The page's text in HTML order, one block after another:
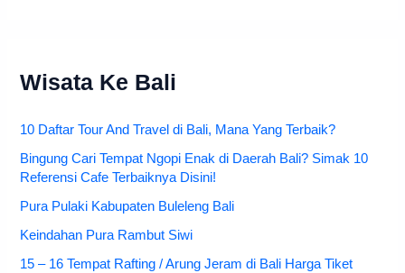
Wisata Ke Bali
10 Daftar Tour And Travel di Bali, Mana Yang Terbaik?
Bingung Cari Tempat Ngopi Enak di Daerah Bali? Simak 10
Referensi Cafe Terbaiknya Disini!
Pura Pulaki Kabupaten Buleleng Bali
Keindahan Pura Rambut Siwi
15 – 16 Tempat Rafting / Arung Jeram di Bali Harga Tiket